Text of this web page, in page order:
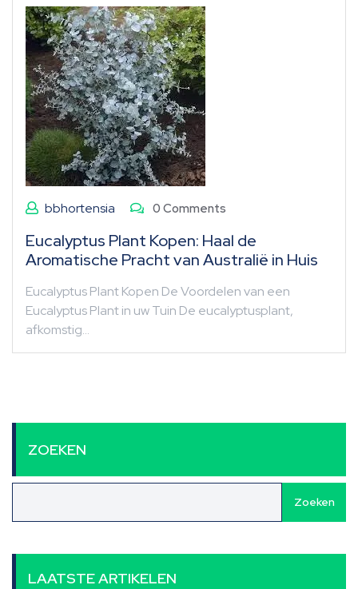
bbhortensia 0 Comments
Eucalyptus Plant Kopen: Haal de
Aromatische Pracht van Australië in Huis
Eucalyptus Plant Kopen De Voordelen van een
Eucalyptus Plant in uw Tuin De eucalyptusplant,
afkomstig…
ZOEKEN
Zoeken
LAATSTE ARTIKELEN